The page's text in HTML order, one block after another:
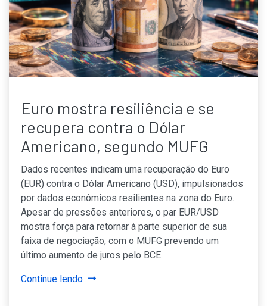
Euro mostra resiliência e se
recupera contra o Dólar
Americano, segundo MUFG
Dados recentes indicam uma recuperação do Euro
(EUR) contra o Dólar Americano (USD), impulsionados
por dados econômicos resilientes na zona do Euro.
Apesar de pressões anteriores, o par EUR/USD
mostra força para retornar à parte superior de sua
faixa de negociação, com o MUFG prevendo um
último aumento de juros pelo BCE.
Continue lendo